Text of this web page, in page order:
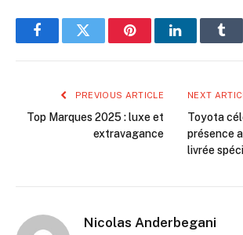
FacebookTwitter PinterestLinkedIn
PREVIOUS ARTICLE
Top Marques 2025 : luxe et
extravagance
NEXT
Toyota
présence
livrée
Nicolas Anderbegani